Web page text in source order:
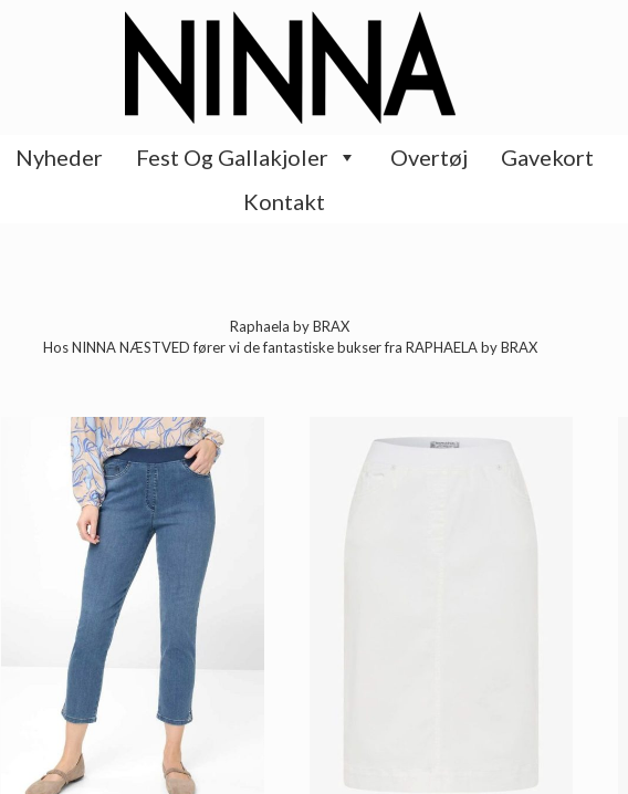
Nyheder Fest Og Gallakjoler Overtøj Gavekort
Kontakt
Raphaela by BRAX
Hos NINNA NÆSTVED fører vi de fantastiske bukser fra RAPHAELA by BRAX